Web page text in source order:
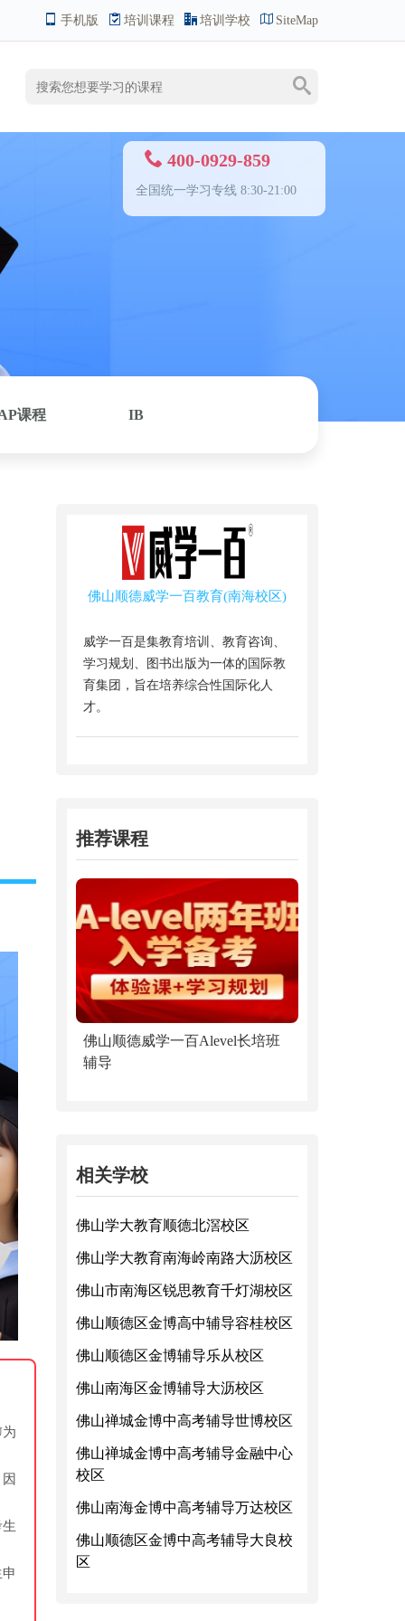
手机版 培训课程 培训学校 SiteMap
400-0929-859
全国统一学习专线 8:30-21:00
课程 IB
佛山顺德威学一百教育(南海校区)
​威学一百是集教育培训、教育咨询、
学习规划、图书出版为一体的国际教
育集团，旨在培养综合性国际化人
才。
推荐课程
佛山顺德威学一百Alevel长培班
辅导
相关学校
佛山学大教育顺德北滘校区
佛山学大教育南海岭南路大沥校区
佛山市南海区锐思教育千灯湖校区
佛山顺德区金博高中辅导容桂校区
佛山顺德区金博辅导乐从校区
佛山南海区金博辅导大沥校区
佛山禅城金博中高考辅导世博校区
佛山禅城金博中高考辅导金融中心
校区
佛山南海金博中高考辅导万达校区
佛山顺德区金博中高考辅导大良校
区